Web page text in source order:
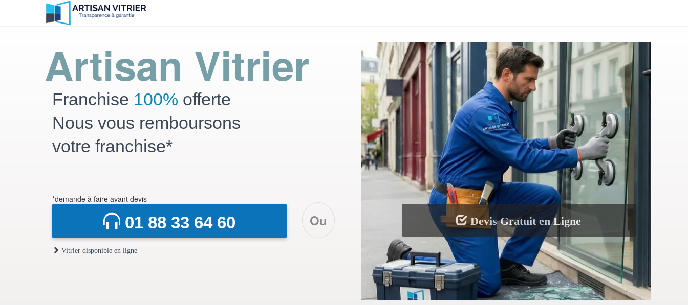
Artisan Vitrier
Franchise 100% offerte
Nous vous remboursons
votre franchise*
*demande à faire avant devis
01 88 33 64 60
Vitrier disponible en ligne
Ou Devis Gratuit en Ligne